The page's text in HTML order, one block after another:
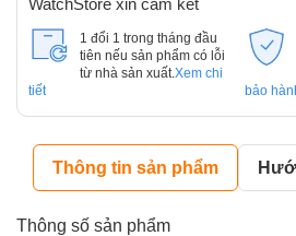
WatchStore xin cam kết
1 đổi 1 trong tháng đầu
tiên nếu sản phẩm có lỗi
từ nhà sản xuất. Xem chi
tiết
bảo
Thông tin sản phẩm
Thông số sản phẩm